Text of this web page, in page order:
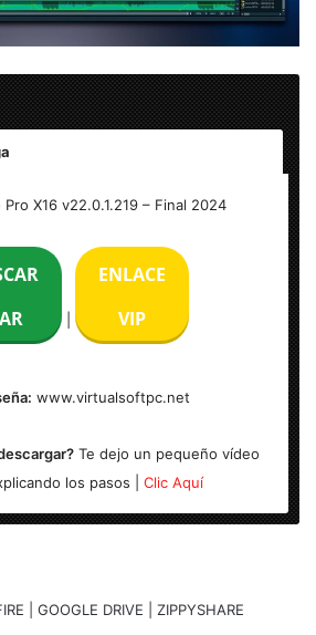
Pro X16 v22.0.1.219 – Final 2024
ENLACE
VIP
www.virtualsoftpc.net
Te dejo un pequeño vídeo
los pasos | Clic Aquí
| GOOGLE DRIVE | ZIPPYSHARE